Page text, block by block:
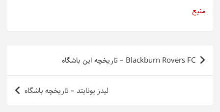
منبع
راهبری
نوشته
Blackburn Rovers FC – تاریخچه این باشگاه
لیدز یونایتد – تاریخچه باشگاه